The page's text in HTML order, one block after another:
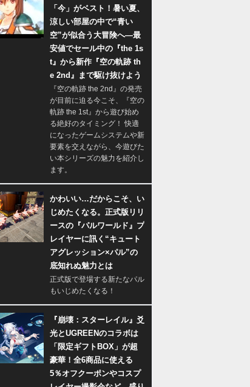
「今」がベスト！暑い夏、
涼しい部屋の中で“青い
空”が似合う大冒険へ―最
安値でセール中の『the 1s
t』から新作『空の軌跡 th
e 2nd』まで駆け抜けよう
『空の軌跡 the 2nd』の発売
が目前に迫る今こそ、『空の
軌跡 the 1st』から遊び始め
る絶好のタイミング！ 快適
になったゲームシステムや新
要素を交えながら、今遊びた
い本シリーズの魅力を紹介し
ます。
かわいい…だからこそ、い
じめたくなる。正式版リリ
ースの『パルワールド』プ
レイヤーに訊く“キュート
アグレッション×パル”の
底知れぬ魅力とは
正式版で登場する新たなパル
もいじめたくなる！
『崩壊：スターレイル』爻
光とUGREENのコラボは
「限定ギフトBOX」が超
豪華！全6商品に使える
5％オフクーポンやコスプ